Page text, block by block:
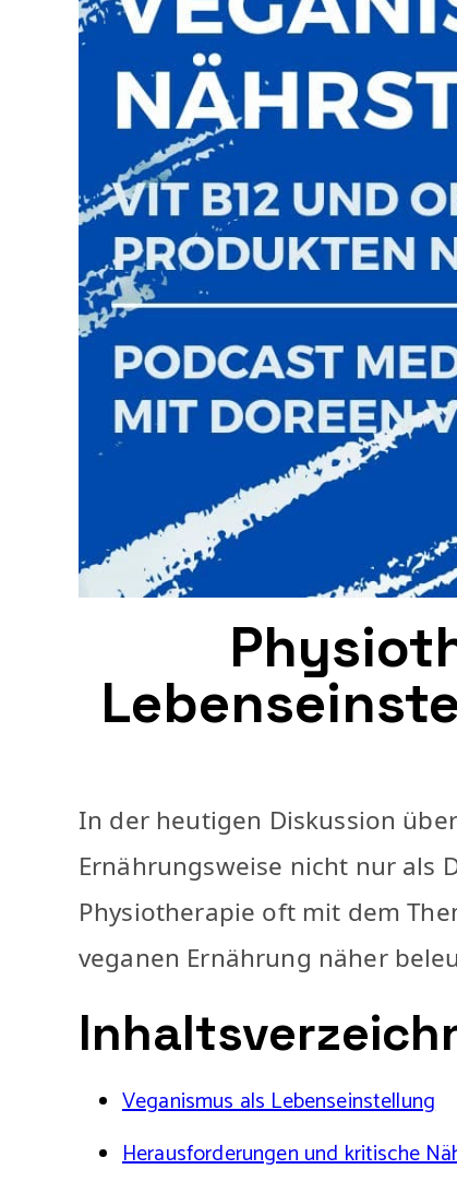
In der heutigen Diskussion
Ernährungsweise nicht nur als
Physiotherapie oft mit dem
veganen Ernährung näher
Veganismus als Lebenseinstellung
Herausforderungen und kritische